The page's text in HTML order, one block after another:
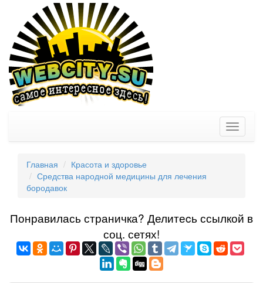
Toggle
Главная
Красота и здоровье
Средства народной медицины для лечения
бородавок
Понравилась страничка? Делитеcь ссылкой в
соц. сетях!